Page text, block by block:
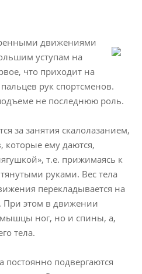
движениями
уступам на
что приходит на
рук спортсменов.
не последнюю роль.
за занятия скалолазанием,
которые ему даются,
т.е. прижимаясь к
руками. Вес тела
перекладывается на
При этом в движении
мышцы ног, но и спины, а,
тела.
постоянно подвергаются